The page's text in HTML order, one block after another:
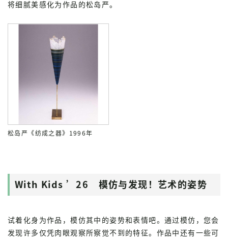
将细腻美感化为作品的松岛严。
松岛严《纺成之器》1996年
With Kids ’26 模仿与发现！艺术的姿势
试着化身为作品，模仿其中的姿势和表情吧。通过模仿，您会
发现许多仅凭肉眼观察所察觉不到的特征。作品中还有一些可